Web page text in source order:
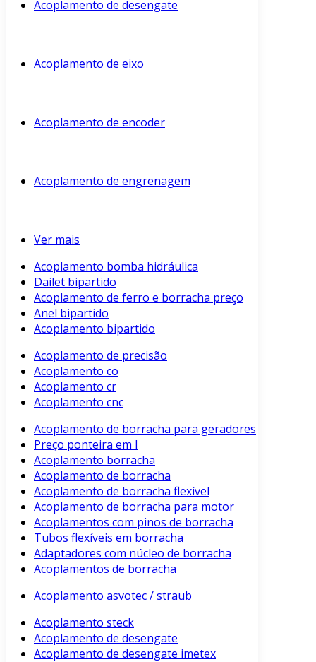
Acoplamento de desengate
Acoplamento de eixo
Acoplamento de encoder
Acoplamento de engrenagem
Ver mais
Acoplamento bomba hidráulica
Dailet bipartido
Acoplamento de ferro e borracha preço
Anel bipartido
Acoplamento bipartido
Acoplamento de precisão
Acoplamento co
Acoplamento cr
Acoplamento cnc
Acoplamento de borracha para geradores
Preço ponteira em l
Acoplamento borracha
Acoplamento de borracha
Acoplamento de borracha flexível
Acoplamento de borracha para motor
Acoplamentos com pinos de borracha
Tubos flexíveis em borracha
Adaptadores com núcleo de borracha
Acoplamentos de borracha
Acoplamento asvotec / straub
Acoplamento steck
Acoplamento de desengate
Acoplamento de desengate imetex